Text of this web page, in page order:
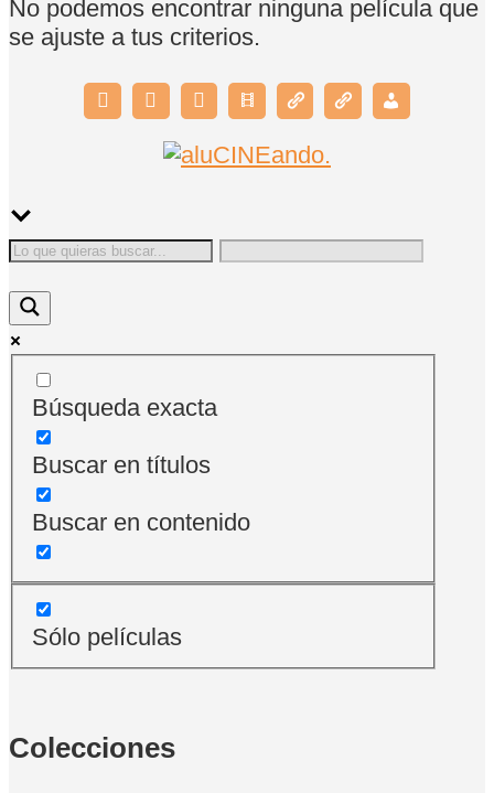
No podemos encontrar ninguna película que
se ajuste a tus criterios.
Búsqueda exacta
Buscar en títulos
Buscar en contenido
Sólo películas
Colecciones